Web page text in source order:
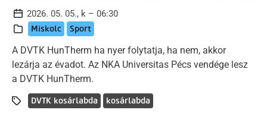
2026. 05. 05., k – 06:30
Miskolc Sport
A DVTK HunTherm ha nyer folytatja, ha nem, akkor
lezárja az évadot. Az NKA Universitas Pécs vendége lesz
a DVTK HunTherm.
DVTK kosárlabda kosárlabda